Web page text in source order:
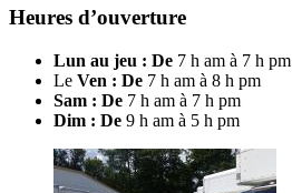
Heures d’ouverture
Lun au jeu : De 7 h am à 7 h pm
Le Ven : De 7 h am à 8 h pm
Sam : De 7 h am à 7 h pm
Dim : De 9 h am à 5 h pm